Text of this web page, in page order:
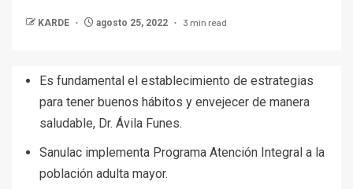
KARDE agosto 25, 2022 3 min read
Es fundamental el establecimiento de estrategias
para tener buenos hábitos y envejecer de manera
saludable, Dr. Ávila Funes.
Sanulac implementa Programa Atención Integral a la
población adulta mayor.